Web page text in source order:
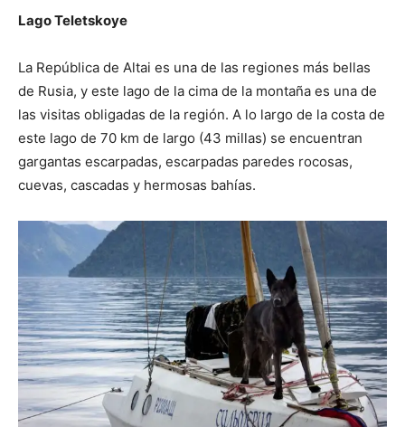
Lago Teletskoye
La República de Altai es una de las regiones más bellas
de Rusia, y este lago de la cima de la montaña es una de
las visitas obligadas de la región. A lo largo de la costa de
este lago de 70 km de largo (43 millas) se encuentran
gargantas escarpadas, escarpadas paredes rocosas,
cuevas, cascadas y hermosas bahías.